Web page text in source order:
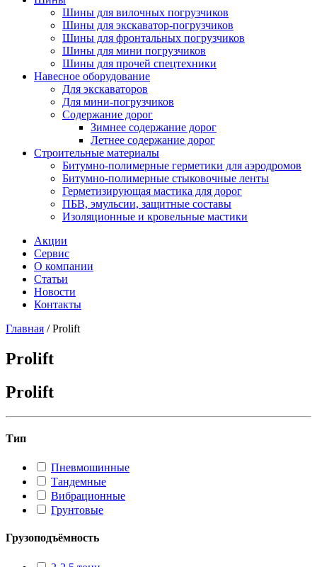
Шины для вилочных погрузчиков
Шины для экскаватор-погрузчиков
Шины для фронтальных погрузчиков
Шины для мини погрузчиков
Шины для прочей спецтехники
Навесное оборудование
Для экскаваторов
Для мини-погрузчиков
Содержание дорог
Зимнее содержание дорог
Летнее содержание дорог
Строительные материалы
Битумно-полимерные герметики для аэродромов
Битумно-полимерные стыковочные ленты
Герметизирующая мастика для дорог
ПБВ, эмульсии, защитные составы
Изоляционные и кровельные мастики
Акции
Сервис
О компании
Статьи
Новости
Контакты
Главная /Prolift
Prolift
Prolift
Тип
Пневмошинные
Тандемные
Вибрационные
Грунтовые
Грузоподъёмность